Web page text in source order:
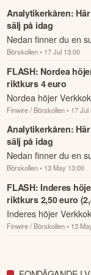
jatkuneen hyvän
Ruotsi oli jälleen
vuodentakaisesta.
Strategiamme
tunnustusta.
International Festival
tunnustus
asioita toisin, mikä
kokonaisvertailussa
yhdessä
kattoi 373 brändiä ja
Tunnustus korostaa
edistymistämme
rakentajana.
Katse eteenpäin
Analytikerkåren:
sälj på idag
Nedan finner du en
som har
Börskollen • 17 Jul 13:00
FLASH: Nordea
riktkurs 4 euro
Nordea höjer
Finwire / Börskollen • 17 Jul
Analytikerkåren:
sälj på idag
Nedan finner du en
som har
Börskollen • 13 May 13:00
FLASH: Inderes
riktkurs 2,50 euro
Inderes höjer
euro (2,80).
Finwire / Börskollen • 13